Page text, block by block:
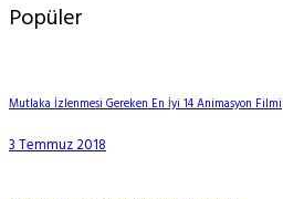
Popüler
Mutlaka İzlenmesi Gereken En İyi 14 Animasyon Filmi
3 Temmuz 2018